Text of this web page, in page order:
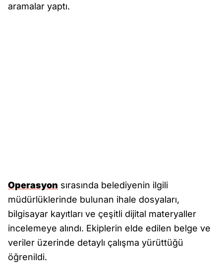
aramalar yaptı.
Operasyon sırasında belediyenin ilgili
müdürlüklerinde bulunan ihale dosyaları,
bilgisayar kayıtları ve çeşitli dijital materyaller
incelemeye alındı. Ekiplerin elde edilen belge ve
veriler üzerinde detaylı çalışma yürüttüğü
öğrenildi.